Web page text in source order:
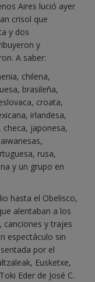
Aires lució ayer
crisol que
y dos
y
A saber:
chilena,
brasileña,
croata,
irlandesa,
checa, japonesa,
rusa,
y un grupo en
hasta el Obelisco,
alentaban a los
canciones y trajes
espectáculo sin
por el
Eusketxe,
Eder de José C.